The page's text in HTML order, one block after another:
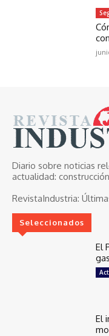
Diario sobre noticias
actualidad:
RevistaIndustria:
Seleccionados
El
El